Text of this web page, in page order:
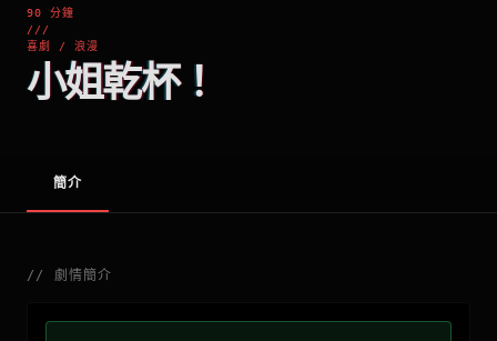
90 分鐘
///
喜劇 / 浪漫
小姐乾杯！
簡介
// 劇情簡介